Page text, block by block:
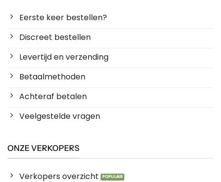
Eerste keer bestellen?
Discreet bestellen
Levertijd en verzending
Betaalmethoden
Achteraf betalen
Veelgestelde vragen
ONZE VERKOPERS
Verkopers overzicht